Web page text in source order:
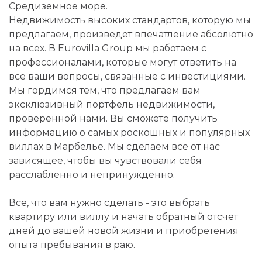
Средиземное море.
Недвижимость высоких стандартов, которую мы
предлагаем, произведет впечатление абсолютно
на всех. В Eurovilla Group мы работаем с
профессионалами, которые могут ответить на
все ваши вопросы, связанные с инвестициями.
Мы гордимся тем, что предлагаем вам
эксклюзивный портфель недвижимости,
проверенной нами. Вы сможете получить
информацию о самых роскошных и популярных
виллах в Марбелье. Мы сделаем все от нас
зависящее, чтобы вы чувствовали себя
расслабленно и непринужденно.
Все, что вам нужно сделать - это выбрать
квартиру или виллу и начать обратный отсчет
дней до вашей новой жизни и приобретения
опыта пребывания в раю.